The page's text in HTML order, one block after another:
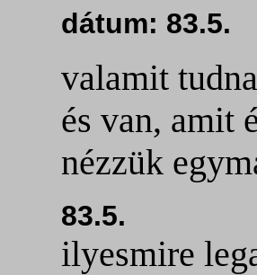
dátum:
valamit
és van, amit
nézzük
83.5.
ilyesmire